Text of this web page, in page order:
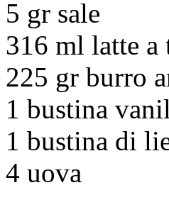
5 gr sale
316 ml latte a
225 gr burro
1 bustina
1 bustina di
4 uova